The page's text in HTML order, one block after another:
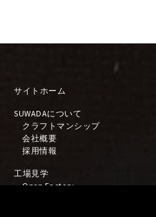
サイトホーム
SUWADAについて
クラフトマンシップ
会社概要
採用情報
工場見学
Open Factory